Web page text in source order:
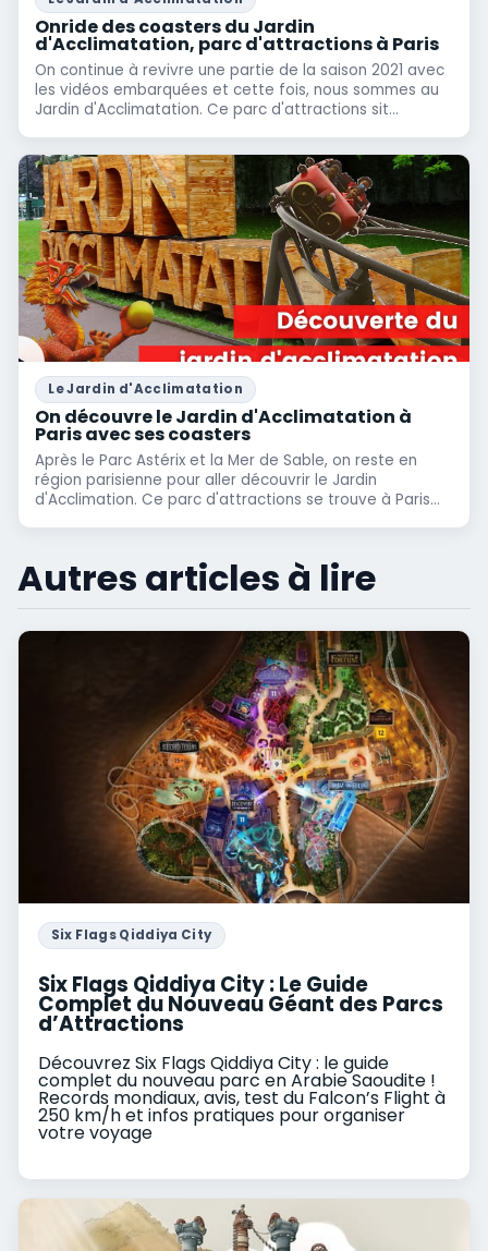
Onride des coasters du Jardin
d'Acclimatation, parc d'attractions à Paris
On continue à revivre une partie de la saison 2021 avec
les vidéos embarquées et cette fois, nous sommes au
Jardin d'Acclimatation. Ce parc d'attractions sit...
Le Jardin d'Acclimatation
On découvre le Jardin d'Acclimatation à
Paris avec ses coasters
Après le Parc Astérix et la Mer de Sable, on reste en
région parisienne pour aller découvrir le Jardin
d'Acclimation. Ce parc d'attractions se trouve à Paris...
Autres articles à lire
Six Flags Qiddiya City
Six Flags Qiddiya City : Le Guide
Complet du Nouveau Géant des Parcs
d’Attractions
Découvrez Six Flags Qiddiya City : le guide
complet du nouveau parc en Arabie Saoudite !
Records mondiaux, avis, test du Falcon’s Flight à
250 km/h et infos pratiques pour organiser
votre voyage